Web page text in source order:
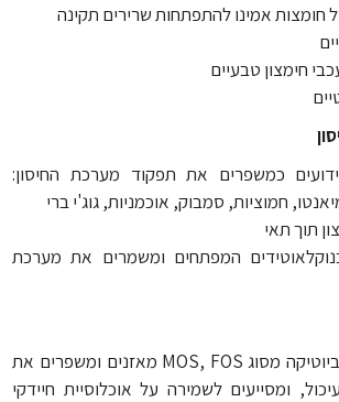
אמינו להתפתחות שרירים תקינה
טבעיים
כמשפרים את תפקוד מערכת החיסון:
חמוציות, סמבוק, אוכמניות, גוג'י ברי
המפתחים ומשמרים את מערכת
פרה-ביוטיקה ופרוביוטיקה מסוג MOS, FOS מאזנים ומשפרים את
לשמירה על אוכלוסיית חיידקי